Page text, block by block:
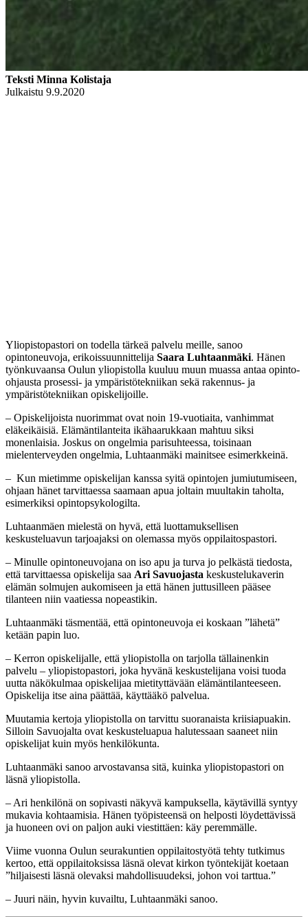
Teksti Minna Kolistaja
Julkaistu 9.9.2020
Yliopistopastori on todella tärkeä palvelu meille, sanoo
opintoneuvoja, erikoissuunnittelija Saara Luhtaanmäki. Hänen
työnkuvaansa Oulun yliopistolla kuuluu muun muassa antaa opinto-
ohjausta prosessi- ja ympäristötekniikan sekä rakennus- ja
ympäristötekniikan opiskelijoille.
– Opiskelijoista nuorimmat ovat noin 19-vuotiaita, vanhimmat
eläkeikäisiä. Elämäntilanteita ikähaarukkaan mahtuu siksi
monenlaisia. Joskus on ongelmia parisuhteessa, toisinaan
mielenterveyden ongelmia, Luhtaanmäki mainitsee esimerkkeinä.
– Kun mietimme opiskelijan kanssa syitä opintojen jumiutumiseen,
ohjaan hänet tarvittaessa saamaan apua joltain muultakin taholta,
esimerkiksi opintopsykologilta.
Luhtaanmäen mielestä on hyvä, että luottamuksellisen
keskusteluavun tarjoajaksi on olemassa myös oppilaitospastori.
– Minulle opintoneuvojana on iso apu ja turva jo pelkästä tiedosta,
että tarvittaessa opiskelija saa Ari Savuojasta keskustelukaverin
elämän solmujen aukomiseen ja että hänen juttusilleen pääsee
tilanteen niin vaatiessa nopeastikin.
Luhtaanmäki täsmentää, että opintoneuvoja ei koskaan ”lähetä”
ketään papin luo.
– Kerron opiskelijalle, että yliopistolla on tarjolla tällainenkin
palvelu – yliopistopastori, joka hyvänä keskustelijana voisi tuoda
uutta näkökulmaa opiskelijaa mietityttävään elämäntilanteeseen.
Opiskelija itse aina päättää, käyttääkö palvelua.
Muutamia kertoja yliopistolla on tarvittu suoranaista kriisiapuakin.
Silloin Savuojalta ovat keskusteluapua halutessaan saaneet niin
opiskelijat kuin myös henkilökunta.
Luhtaanmäki sanoo arvostavansa sitä, kuinka yliopistopastori on
läsnä yliopistolla.
– Ari henkilönä on sopivasti näkyvä kampuksella, käytävillä syntyy
mukavia kohtaamisia. Hänen työpisteensä on helposti löydettävissä
ja huoneen ovi on paljon auki viestittäen: käy peremmälle.
Viime vuonna Oulun seurakuntien oppilaitostyötä tehty tutkimus
kertoo, että oppilaitoksissa läsnä olevat kirkon työntekijät koetaan
”hiljaisesti läsnä olevaksi mahdollisuudeksi, johon voi tarttua.”
– Juuri näin, hyvin kuvailtu, Luhtaanmäki sanoo.